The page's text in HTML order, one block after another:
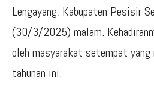
Lengayang, Kabupaten Pesisir
(30/3/2025) malam.
oleh masyarakat setempat
tahunan ini.